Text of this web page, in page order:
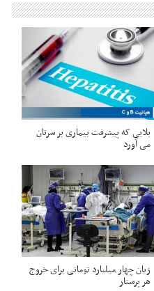
بلایی که پیشرفت بیماری بر سرتان
می آورد
زیان چهار میلیارد تومانی برای خروج
هر پرستار